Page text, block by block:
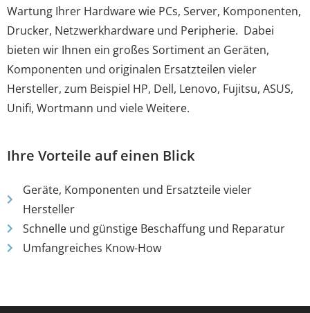
Wartung Ihrer Hardware wie PCs, Server, Komponenten,
Drucker, Netzwerkhardware und Peripherie. Dabei
bieten wir Ihnen ein großes Sortiment an Geräten,
Komponenten und originalen Ersatzteilen vieler
Hersteller, zum Beispiel HP, Dell, Lenovo, Fujitsu, ASUS,
Unifi, Wortmann und viele Weitere.
Ihre Vorteile auf einen Blick
Geräte, Komponenten und Ersatzteile vieler
Hersteller
Schnelle und günstige Beschaffung und Reparatur
Umfangreiches Know-How